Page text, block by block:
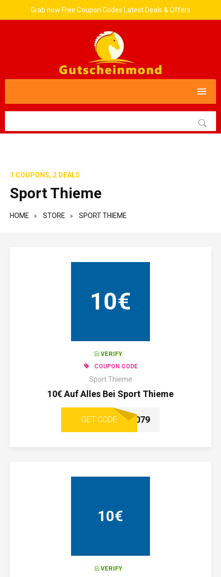
Grab now Free Coupon Codes Latest Deals & Offers
1 COUPONS, 2 DEALS
Sport Thieme
HOME STORE SPORT THIEME
10€
VERIFY
COUPON CODE
Sport Thieme
10€ Auf Alles Bei Sport Thieme
GET CODE
378-59C1-A4C2-8079
10€
VERIFY